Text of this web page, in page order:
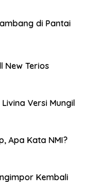
di Pantai
New Terios
Versi Mungil
Apa Kata NMI?
Kembali